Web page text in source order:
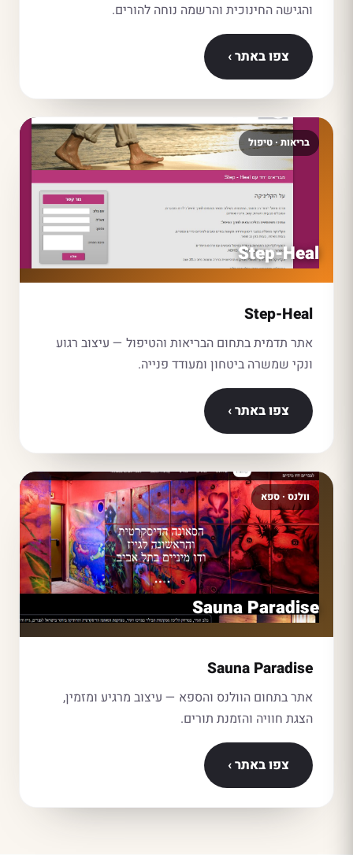
והגישה החינוכית והרשמה נוחה להורים.
צפו באתר ›
בריאות · טיפול
Step-Heal
Step-Heal
אתר תדמית בתחום הבריאות והטיפול — עיצוב רגוע
ונקי שמשרה ביטחון ומעודד פנייה.
צפו באתר ›
וולנס · ספא
Sauna Paradise
Sauna Paradise
אתר בתחום הוולנס והספא — עיצוב מרגיע ומזמין,
הצגת חוויה והזמנת תורים.
צפו באתר ›